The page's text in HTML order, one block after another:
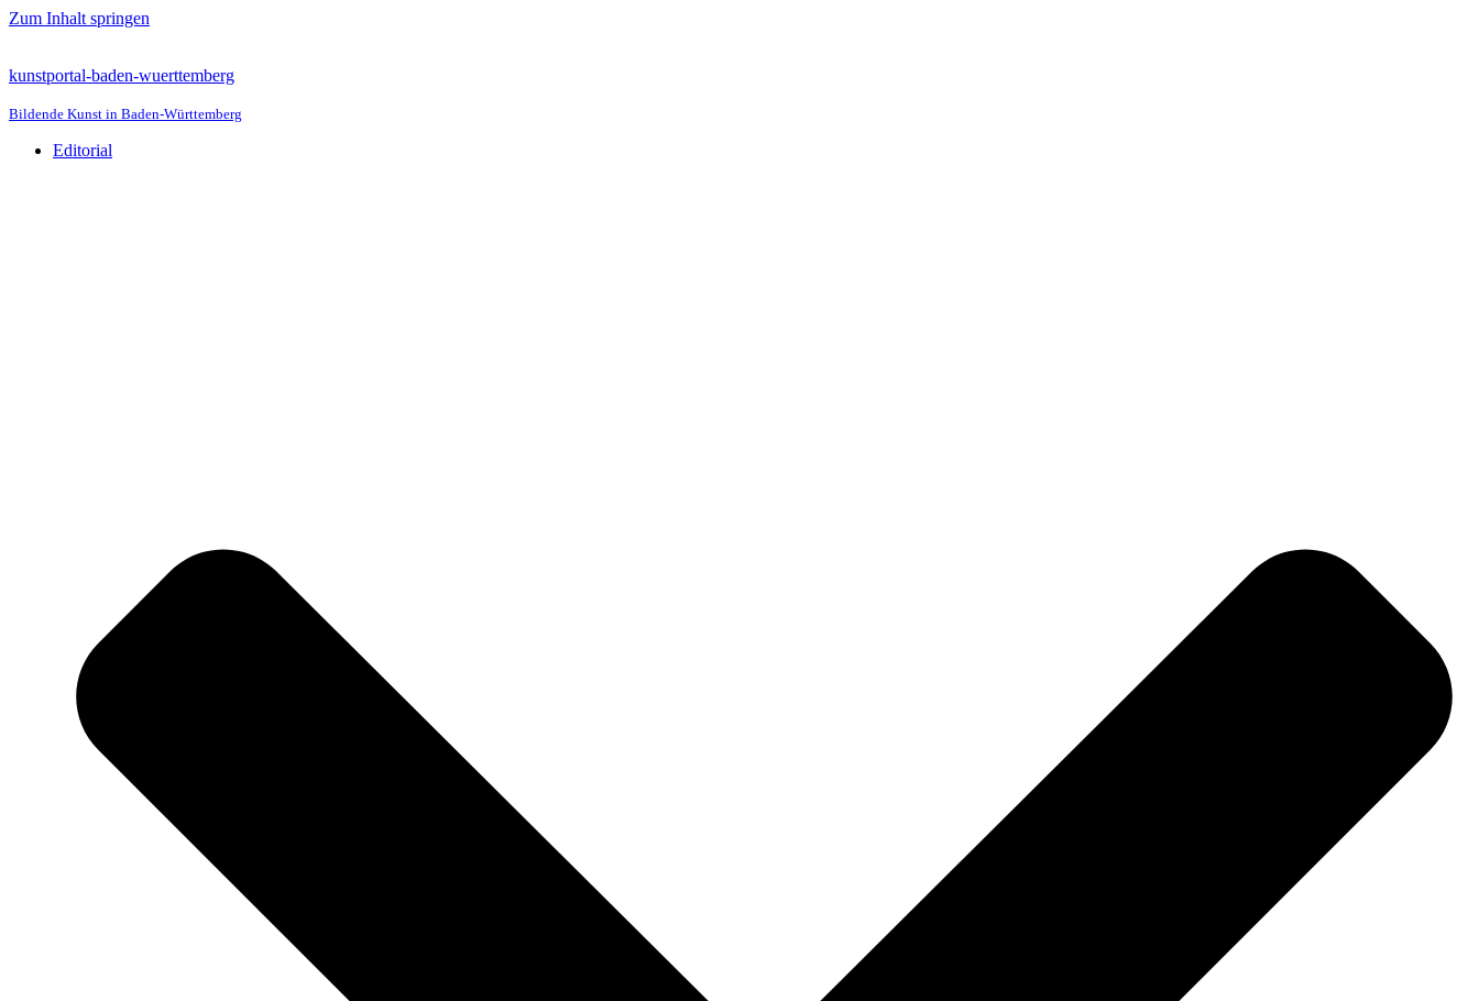
Zum Inhalt springen
kunstportal-baden-wuerttemberg
Bildende Kunst in Baden-Württemberg
Editorial